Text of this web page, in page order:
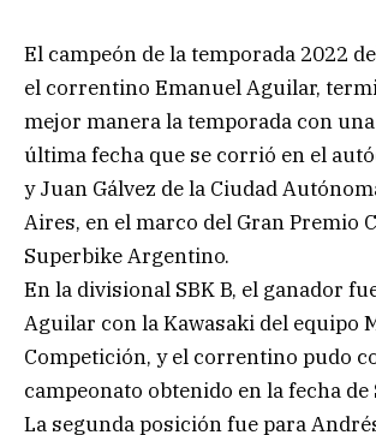
El campeón de la temporada 2022
el correntino Emanuel Aguilar,
mejor manera la temporada con
última fecha que se corrió en el
y Juan Gálvez de la Ciudad
Aires, en el marco del Gran Premio
Superbike Argentino.
En la divisional SBK B, el ganador
Aguilar con la Kawasaki del equipo
Competición, y el correntino pudo
campeonato obtenido en la fecha de
La segunda posición fue para